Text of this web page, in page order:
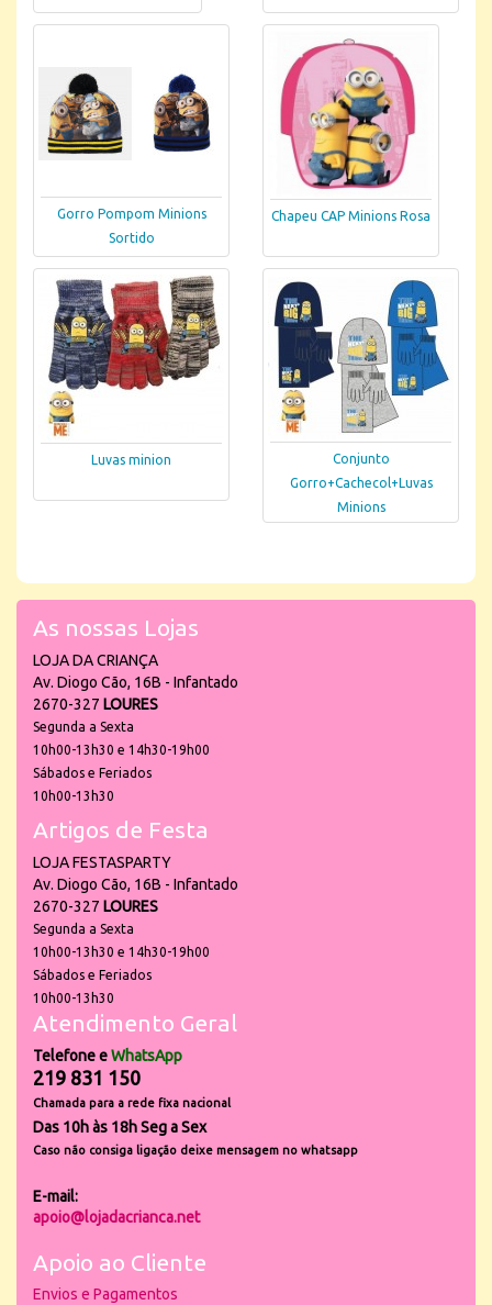
Gorro Pompom Minions
Sortido
Chapeu CAP Minions Rosa
Luvas minion
Conjunto
Gorro+Cachecol+Luvas
Minions
As nossas Lojas
LOJA DA CRIANÇA
Av. Diogo Cão, 16B - Infantado
2670-327 LOURES
Segunda a Sexta
10h00-13h30 e 14h30-19h00
Sábados e Feriados
10h00-13h30
Artigos de Festa
LOJA FESTASPARTY
Av. Diogo Cão, 16B - Infantado
2670-327 LOURES
Segunda a Sexta
10h00-13h30 e 14h30-19h00
Sábados e Feriados
10h00-13h30
Atendimento Geral
Telefone eWhatsApp
219 831 150
Chamada para a rede fixa nacional
Das 10h às 18h Seg a Sex
Caso não consiga ligação deixe mensagem no whatsapp
E-mail:
apoio@lojadacrianca.net
Apoio ao Cliente
Envios e Pagamentos